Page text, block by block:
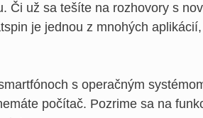
Či už sa tešíte na rozhovory s
je jednou z mnohých
s operačným
počítač. Pozrime sa na